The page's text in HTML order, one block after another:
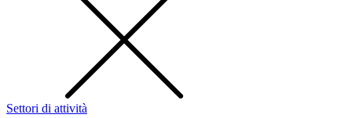
Settori di attività